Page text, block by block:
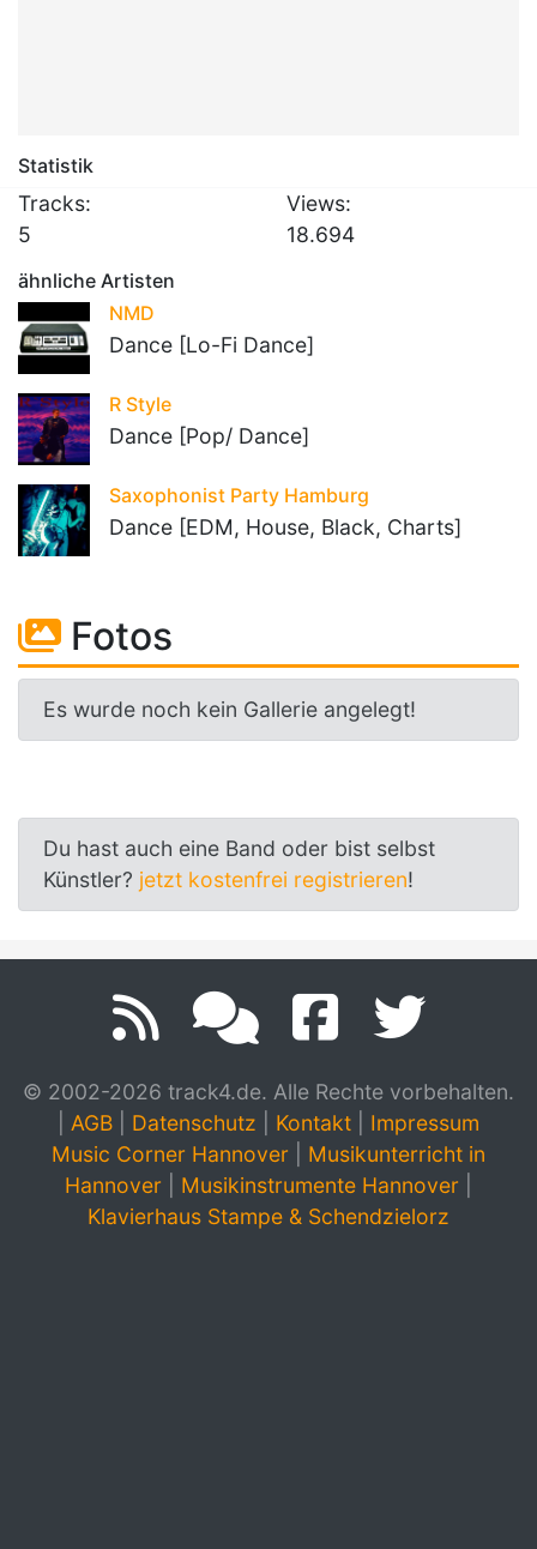
Statistik
Tracks:
5
Views:
18.694
ähnliche Artisten
NMD
Dance [Lo-Fi Dance]
R Style
Dance [Pop/ Dance]
Saxophonist Party Hamburg
Dance [EDM, House, Black, Charts]
Fotos
Es wurde noch kein Gallerie angelegt!
Du hast auch eine Band oder bist selbst
Künstler? jetzt kostenfrei registrieren!
© 2002-2026 track4.de. Alle Rechte vorbehalten.
AGB Datenschutz Kontakt
Impressum
Music Corner Hannover
Musikunterricht in
Hannover
Musikinstrumente Hannover
Klavierhaus Stampe & Schendzielorz